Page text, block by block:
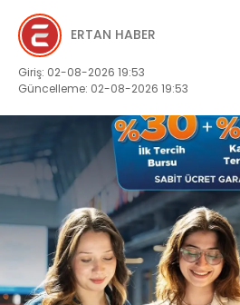
ERTAN HABER
Giriş: 02-08-2026 19:53
Güncelleme: 02-08-2026 19:53